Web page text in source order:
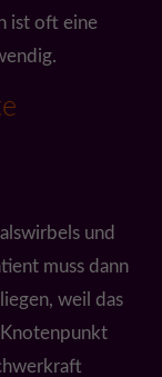
ist oft eine
und
muss dann
weil das